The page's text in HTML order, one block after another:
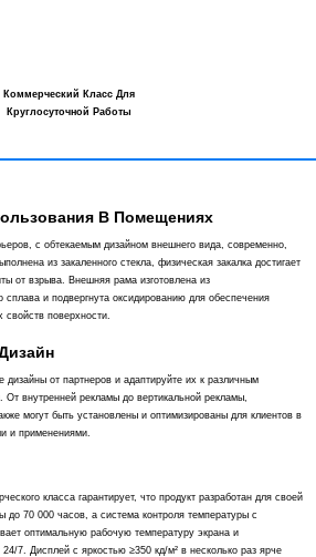
Коммерческий Класс Для
Круглосуточной Работы
В Помещениях
с обтекаемым дизайном внешнего вида, современно,
из закаленного стекла, физическая закалка достигает
от взрыва. Внешняя рама изготовлена из
сплава и подвергнута оксидированию для обеспечения
свойств поверхности.
дизайны от партнеров и адаптируйте их к различным
От внутренней рекламы до вертикальной рекламы,
могут быть установлены и оптимизированы для клиентов в
и применениями.
класса гарантирует, что продукт разработан для своей
70 000 часов, а система контроля температуры с
оптимальную рабочую температуру экрана и
7. Дисплей с яркостью ≥350 кд/м² в несколько раз ярче